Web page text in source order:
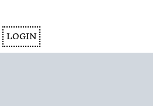
LOGIN